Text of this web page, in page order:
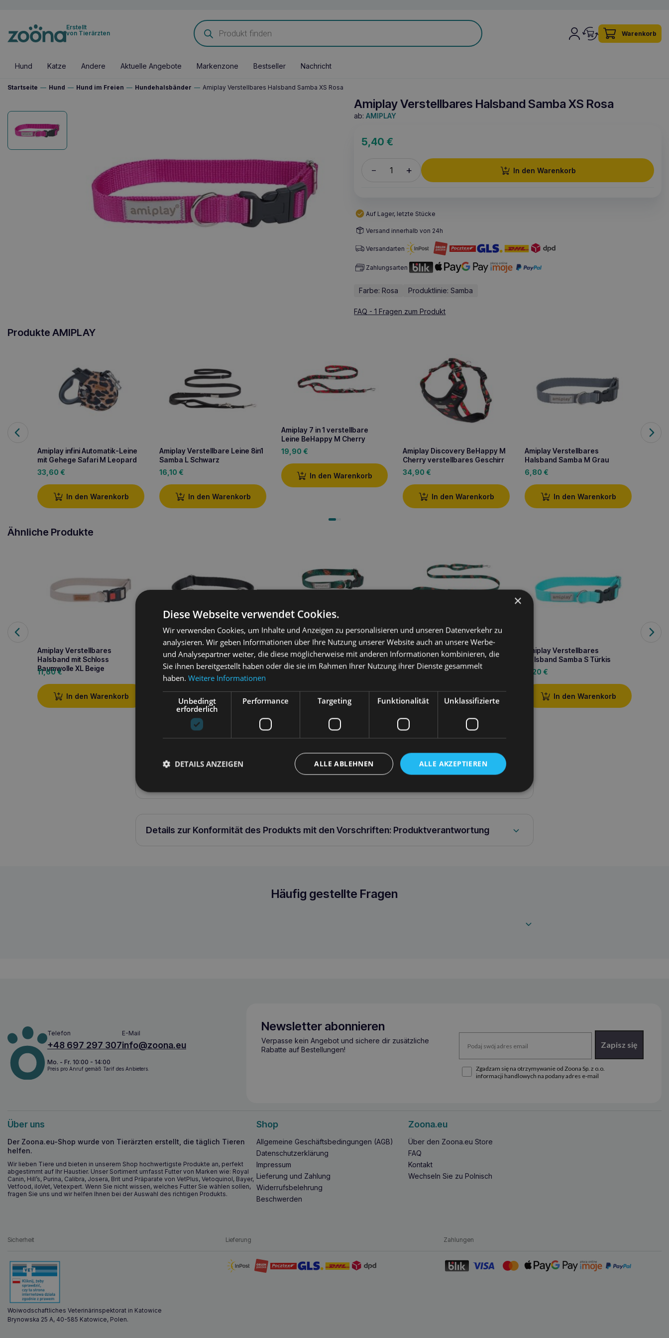
Erstellt
von Tierärzten
Products
search
Warenkorb
Hund Katze Andere Aktuelle Angebote Markenzone Bestseller Nachricht
Startseite — Hund — Hund im Freien — Hundehalsbänder — Amiplay Verstellbares Halsband Samba XS Rosa
Amiplay Verstellbares Halsband Samba XS Rosa
ab: AMIPLAY
5,40€
– + In den Warenkorb
Auf Lager, letzte Stücke
Versand innerhalb von 24h
Versandarten
Zahlungsarten
Farbe: Rosa Produktlinie: Samba
FAQ - 1 Fragen zum Produkt
Produkte AMIPLAY
Amiplay infini Automatik-Leine
mit Gehege Safari M Leopard
33,60 €
In den Warenkorb
Amiplay Verstellbare Leine 8in1
Samba L Schwarz
16,10 €
In den Warenkorb
Amiplay 7 in 1 verstellbare
Leine BeHappy M Cherry
19,90 €
In den Warenkorb
Amiplay Discovery BeHappy M
Cherry verstellbares Geschirr
34,90 €
In den Warenkorb
Amiplay Verstellbares
Halsband Samba M Grau
6,80 €
In den Warenkorb
Ähnliche Produkte
Amiplay Verstellbares
Halsband mit Schloss
Baumwolle XL Beige
11,60€
In den Warenkorb
Amiplay Halbschellenhalsband
Samba M Schwarz
8,40€
In den Warenkorb
Amiplay BeHappy L Dschungel
verstellbares Halsband
11,00
Amiplay Leine BeHappy L
Dschungel
15,90€
Amiplay Verstellbares
Halsband Samba S Türkis
6,20 €
In den Warenkorb
Samba verstellbares Halsband XS 18-30 [b] x 1cm
Details zur Konformität des Produkts mit den Vorschriften: Produktverantwortung
Häufig gestellte Fragen
Telefon
+48 697 297 307
E-Mail
info@zoona.eu
Mo. - Fr. 10:00 - 14:00
Preis pro Anruf gemäß Tarif des Anbieters.
Newsletter abonnieren
Verpasse kein Angebot und sichere dir zusätzliche
Rabatte auf Bestellungen!
Zapisz się
Zgadzam się na otrzymywanie od Zoona Sp. z o.o.
informacji handlowych na podany adres e-mail
Über uns
Der Zoona.eu-Shop wurde von Tierärzten erstellt, die täglich Tieren
helfen.
Wir lieben Tiere und bieten in unserem Shop hochwertigste Produkte an, perfekt
abgestimmt auf Ihr Haustier. Unser Sortiment umfasst Futter von Marken wie: Royal
Canin, Hill’s, Purina, Calibra, Josera, Brit und Präparate von VetPlus, Vetoquinol, Bayer,
Vetfood, iloVet, Vetexpert. Wenn Sie nicht wissen, welches Futter Sie wählen sollen,
fragen Sie uns und wir helfen Ihnen bei der Auswahl des richtigen Produkts.
Shop
Allgemeine Geschäftsbedingungen (AGB)
Datenschutzerklärung
Impressum
Lieferung und Zahlung
Widerrufsbelehrung
Beschwerden
Zoona.eu
Über den Zoona.eu Store
FAQ
Kontakt
Wechseln Sie zu Polnisch
Sicherheit
Woiwodschaftliches Veterinärinspektorat in Katowice
Brynowska 25 A, 40-585 Katowice, Polen.
Lieferung Zahlungen
×
Diese Webseite verwendet Cookies.
Wir verwenden Cookies, um Inhalte und Anzeigen zu personalisieren und unseren Datenverkehr zu
analysieren. Wir geben Informationen über Ihre Nutzung unserer Website auch an unsere Werbe-
und Analysepartner weiter, die diese möglicherweise mit anderen Informationen kombinieren, die
Sie ihnen bereitgestellt haben oder die sie im Rahmen Ihrer Nutzung ihrer Dienste gesammelt
haben. Weitere Informationen
Unbedingt
erforderlich
Performance Targeting Funktionalität Unklassifizierte
ALLE AKZEPTIEREN
ALLE ABLEHNEN
DETAILS ANZEIGEN